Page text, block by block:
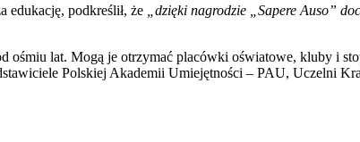
edukację, podkreślił, że
„dzięki nagrodzie „Sapere Auso”
ośmiu lat. Mogą je otrzymać placówki oświatowe, kluby i
Polskiej Akademii Umiejętności – PAU, Uczelni